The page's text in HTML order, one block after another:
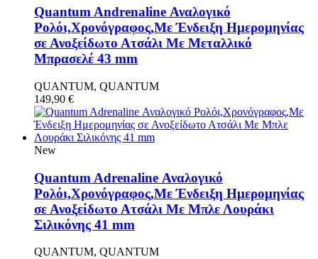
Quantum Andrenaline Αναλογικό
Ρολόι,Χρονόγραφος,Με Ένδειξη Ημερομηνίας
σε Ανοξείδωτο Ατσάλι Με Μεταλλικό
Μπρασελέ 43 mm
QUANTUM, QUANTUM
149,90 €
New
Quantum Adrenaline Αναλογικό
Ρολόι,Χρονόγραφος,Με Ένδειξη Ημερομηνίας
σε Ανοξείδωτο Ατσάλι Με Μπλε Λουράκι
Σιλικόνης 41 mm
QUANTUM, QUANTUM